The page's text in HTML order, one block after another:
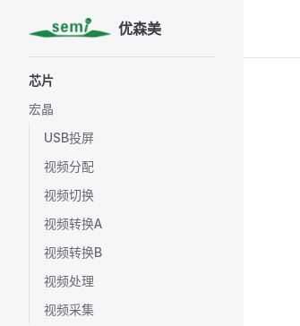
Skip to content 优森美
芯片
宏晶
USB投屏
视频分配
视频切换
视频转换A
视频转换B
视频处理
视频采集